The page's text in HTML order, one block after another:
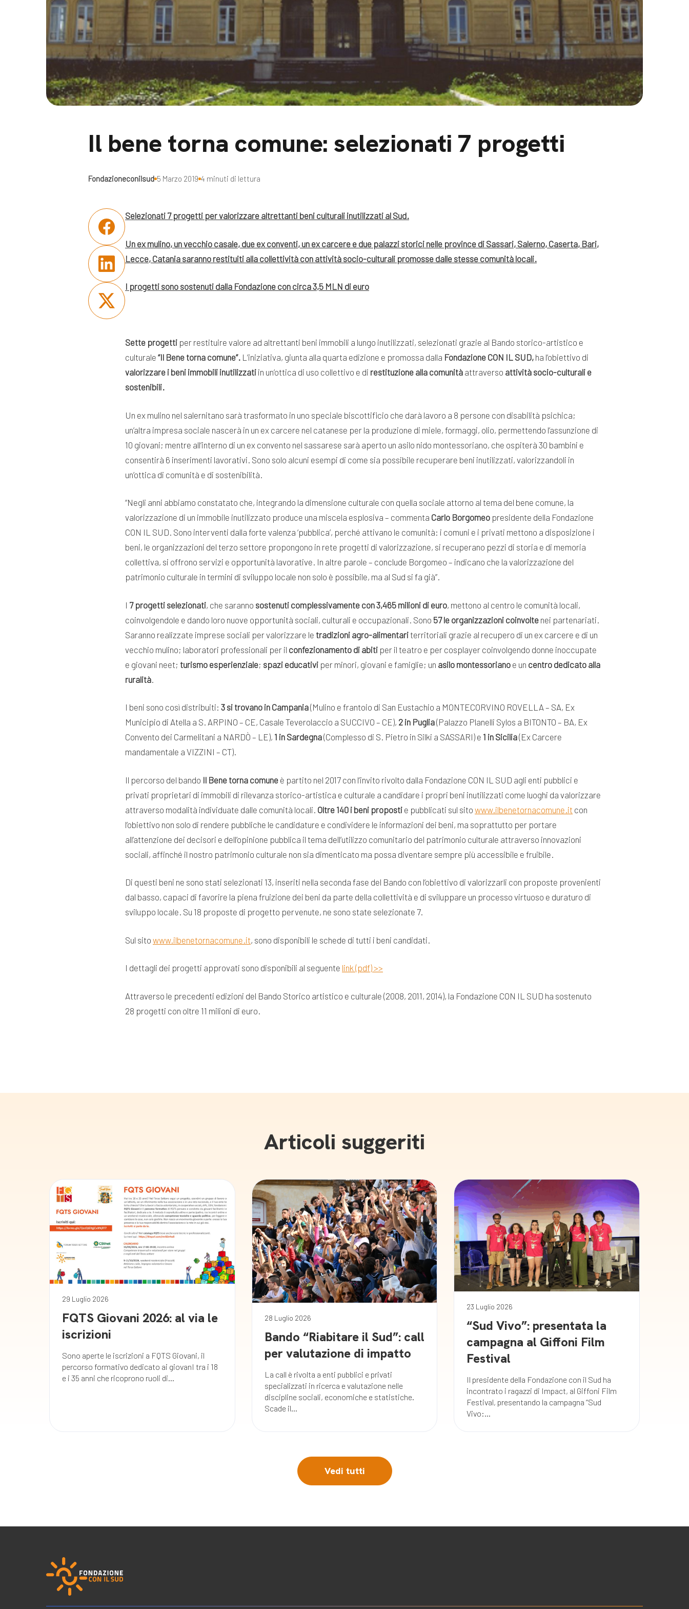
Il bene torna comune: selezionati 7 progetti
Fondazioneconilsud 5 Marzo 2019 4 minuti di lettura
Selezionati 7 progetti per valorizzare altrettanti beni culturali inutilizzati al Sud.
Un ex mulino, un vecchio casale, due ex conventi, un ex carcere e due palazzi storici nelle province di Sassari, Salerno, Caserta, Bari,
Lecce, Catania saranno restituiti alla collettività con attività socio-culturali promosse dalle stesse comunità locali.
I progetti sono sostenuti dalla Fondazione con circa 3,5 MLN di euro
Sette progetti per restituire valore ad altrettanti beni immobili a lungo inutilizzati, selezionati grazie al Bando storico-artistico e
culturale “Il Bene torna comune”. L’iniziativa, giunta alla quarta edizione e promossa dalla Fondazione CON IL SUD, ha l’obiettivo di
valorizzare i beni immobili inutilizzati in un’ottica di uso collettivo e di restituzione alla comunità attraverso attività socio-culturali e
sostenibili.
Un ex mulino nel salernitano sarà trasformato in uno speciale biscottificio che darà lavoro a 8 persone con disabilità psichica;
un’altra impresa sociale nascerà in un ex carcere nel catanese per la produzione di miele, formaggi, olio, permettendo l’assunzione di
10 giovani; mentre all’interno di un ex convento nel sassarese sarà aperto un asilo nido montessoriano, che ospiterà 30 bambini e
consentirà 6 inserimenti lavorativi. Sono solo alcuni esempi di come sia possibile recuperare beni inutilizzati, valorizzandoli in
un’ottica di comunità e di sostenibilità.
“Negli anni abbiamo constatato che, integrando la dimensione culturale con quella sociale attorno al tema del bene comune, la
valorizzazione di un immobile inutilizzato produce una miscela esplosiva – commenta Carlo Borgomeo presidente della Fondazione
CON IL SUD. Sono interventi dalla forte valenza ‘pubblica’, perché attivano le comunità: i comuni e i privati mettono a disposizione i
beni, le organizzazioni del terzo settore propongono in rete progetti di valorizzazione, si recuperano pezzi di storia e di memoria
collettiva, si offrono servizi e opportunità lavorative. In altre parole – conclude Borgomeo – indicano che la valorizzazione del
patrimonio culturale in termini di sviluppo locale non solo è possibile, ma al Sud si fa già”.
I 7 progetti selezionati, che saranno sostenuti complessivamente con 3,465 milioni di euro, mettono al centro le comunità locali,
coinvolgendole e dando loro nuove opportunità sociali, culturali e occupazionali. Sono 57 le organizzazioni coinvolte nei partenariati.
Saranno realizzate imprese sociali per valorizzare le tradizioni agro-alimentari territoriali grazie al recupero di un ex carcere e di un
vecchio mulino; laboratori professionali per il confezionamento di abiti per il teatro e per cosplayer coinvolgendo donne inoccupate
e giovani neet; turismo esperienziale; spazi educativi per minori, giovani e famiglie; un asilo montessoriano e un centro dedicato alla
ruralità
I beni sono così distribuiti: 3 si trovano in Campania(Mulino e frantoio di San Eustachio a MONTECORVINO ROVELLA – SA, Ex
Municipio di Atella a S. ARPINO – CE, Casale Teverolaccio a SUCCIVO – CE), 2 in Puglia(Palazzo Planelli Sylos a BITONTO – BA, Ex
Convento dei Carmelitani a NARDÒ – LE), 1 in Sardegna(Complesso di S. Pietro in Silki a SASSARI) e 1 in Sicilia(Ex Carcere
mandamentale a VIZZINI – CT).
Il percorso del bando Il Bene torna comune è partito nel 2017 con l’invito rivolto dalla Fondazione CON IL SUD agli enti pubblici e
privati proprietari di immobili di rilevanza storico-artistica e culturale a candidare i propri beni inutilizzati come luoghi da valorizzare
attraverso modalità individuate dalle comunità locali. Oltre 140 i beni proposti e pubblicati sul sito www.ilbenetornacomune.it con
l’obiettivo non solo di rendere pubbliche le candidature e condividere le informazioni dei beni, ma soprattutto per portare
all’attenzione dei decisori e dell’opinione pubblica il tema dell’utilizzo comunitario del patrimonio culturale attraverso innovazioni
sociali, affinché il nostro patrimonio culturale non sia dimenticato ma possa diventare sempre più accessibile e fruibile.
Di questi beni ne sono stati selezionati 13, inseriti nella seconda fase del Bando con l’obiettivo di valorizzarli con proposte provenienti
dal basso, capaci di favorire la piena fruizione dei beni da parte della collettività e di sviluppare un processo virtuoso e duraturo di
sviluppo locale. Su 18 proposte di progetto pervenute, ne sono state selezionate 7.
Sul sito www.ilbenetornacomune.it, sono disponibili le schede di tutti i beni candidati.
I dettagli dei progetti approvati sono disponibili al seguente link (pdf) >>
Attraverso le precedenti edizioni del Bando Storico artistico e culturale (2008, 2011, 2014), la Fondazione CON IL SUD ha sostenuto
28 progetti con oltre 11 milioni di euro.
Articoli suggeriti
29 Luglio 2026
FQTS Giovani 2026: al via le
iscrizioni
Sono aperte le iscrizioni a FQTS Giovani, il
percorso formativo dedicato ai giovanI tra i 18
e i 35 anni che ricoprono ruoli di...
28 Luglio 2026
Bando “Riabitare il Sud”: call
per valutazione di impatto
La call è rivolta a enti pubblici e privati
specializzati in ricerca e valutazione nelle
discipline sociali, economiche e statistiche.
Scade il...
23 Luglio 2026
“Sud Vivo”: presentata la
campagna al Giffoni Film
Festival
Il presidente della Fondazione con il Sud ha
incontrato i ragazzi di Impact, al Giffoni Film
Festival, presentando la campagna “Sud
Vivo:...
Vedi tutti
Bilancio di missione
News e appuntamenti
Appuntamenti
Videomagazine e blog
progetti
Seguici sui social: